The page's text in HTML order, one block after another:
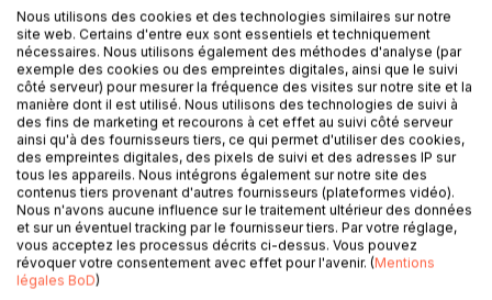
confiance, détruire les relations et corrompre les
institutions. L'oeuvre, bien que rédigée au début de sa
carrière, révèle déjà la finesse d'analyse et la profondeur
philosophique qui caractériseront ses écrits ultérieurs.
"Eloge de la sincérité" n'est pas seulement une
condamnation du mensonge, mais aussi une invitation à
embrasser la vérité comme un pilier fondamental de la vie
sociale et personnelle. Cet essai, bien que moins connu
que ses oeuvres majeures, offre un aperçu fascinant des
préoccupations éthiques qui animeront toute la carrière de
Montesquieu.
L'AUTEUR :
Nous utilisons des cookies et des technologies similaires sur notre
site web. Certains d'entre eux sont essentiels et techniquement
nécessaires. Nous utilisons également des méthodes d'analyse (par
exemple des cookies ou des empreintes digitales, ainsi que le suivi
côté serveur) pour mesurer la fréquence des visites sur notre site et la
manière dont il est utilisé. Nous utilisons des technologies de suivi à
des fins de marketing et recourons à cet effet au suivi côté serveur
ainsi qu'à des fournisseurs tiers, ce qui permet d'utiliser des cookies,
des empreintes digitales, des pixels de suivi et des adresses IP sur
tous les appareils. Nous intégrons également sur notre site des
contenus tiers provenant d'autres fournisseurs (plateformes vidéo).
Nous n'avons aucune influence sur le traitement ultérieur des données
et sur un éventuel tracking par le fournisseur tiers. Par votre réglage,
vous acceptez les processus décrits ci-dessus. Vous pouvez
révoquer votre consentement avec effet pour l'avenir. (Mentions
légales BoD)